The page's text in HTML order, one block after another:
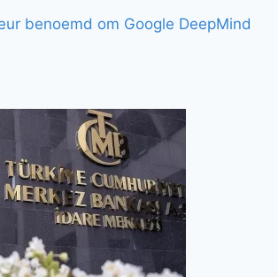
benoemd om Google DeepMind